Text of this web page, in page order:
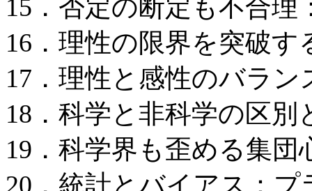
15．否定の断定も不合理
16．理性の限界を突破す
17．理性と感性のバラン
18．科学と非科学の区別
19．科学界も歪める集団
20．統計とバイアス：プ